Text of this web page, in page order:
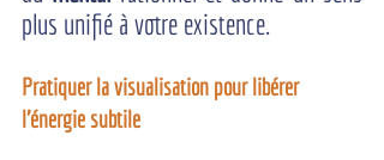
plus unifié à votre existence.
Pratiquer la visualisation pour libérer
l'énergie subtile